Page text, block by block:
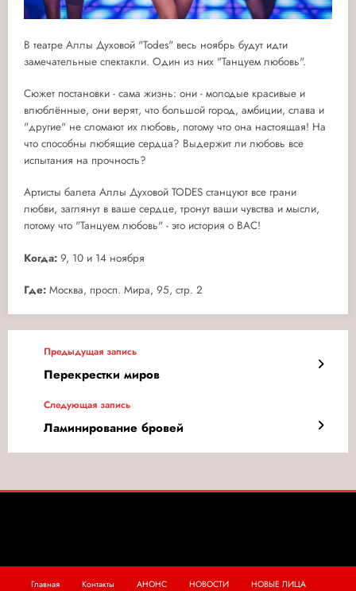
В театре Аллы Духовой "Todes" весь ноябрь будут идти
замечательные спектакли. Один из них "Танцуем любовь".
Сюжет постановки - сама жизнь: они - молодые красивые и
влюблённые, они верят, что большой город, амбиции, слава и
"другие" не сломают их любовь, потому что она настоящая! На
что способны любящие сердца? Выдержит ли любовь все
испытания на прочность?
Артисты балета Аллы Духовой TODES станцуют все грани
любви, заглянут в ваше сердце, тронут ваши чувства и мысли,
потому что "Танцуем любовь" - это история о ВАС!
Когда: 9, 10 и 14 ноября
Где: Москва, просп. Мира, 95, стр. 2
Предыдущая запись
Перекрестки миров
Следующая запись
Ламинирование бровей
Главная Контакты АНОНС НОВОСТИ НОВЫЕ ЛИЦА